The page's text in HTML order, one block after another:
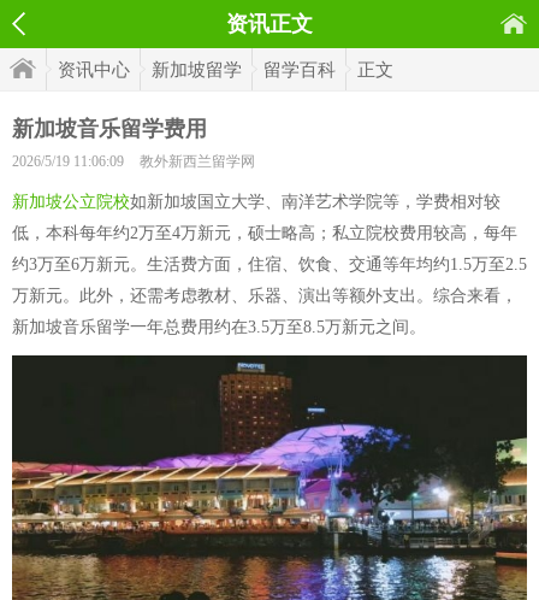
资讯正文
资讯中心 新加坡留学 留学百科 正文
新加坡音乐留学费用
2026/5/19 11:06:09 教外新西兰留学网
新加坡公立院校如新加坡国立大学、南洋艺术学院等，学费相对较
低，本科每年约2万至4万新元，硕士略高；私立院校费用较高，每年
约3万至6万新元。生活费方面，住宿、饮食、交通等年均约1.5万至2.5
万新元。此外，还需考虑教材、乐器、演出等额外支出。综合来看，
新加坡音乐留学一年总费用约在3.5万至8.5万新元之间。